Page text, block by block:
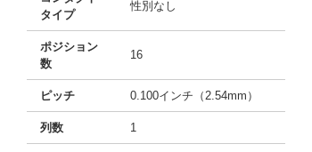
タイプ
性別なし
ポジション
数
16
ピッチ 0.100インチ（2.54mm）
列数 1